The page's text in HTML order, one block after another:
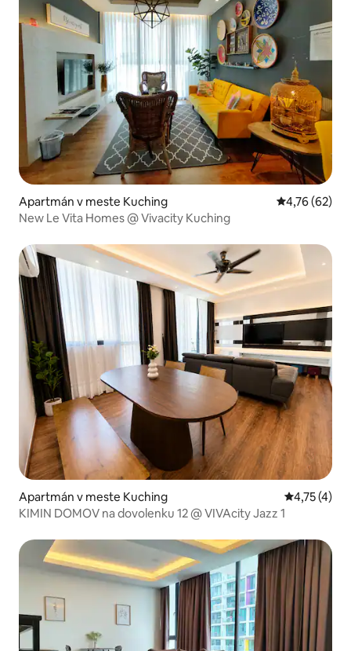
Apartmán v meste Kuching Priemerné
4,76 (62)
New Le Vita Homes @ Vivacity Kuching
Apartmán v meste Kuching Priemerné
4,75 (4)
KIMIN DOMOV na dovolenku 12 @ VIVAcity Jazz 1